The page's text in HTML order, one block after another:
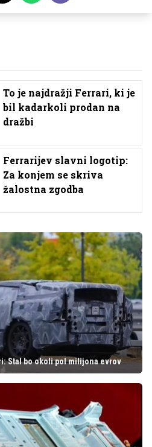
To je najdražji Ferrari, ki je
bil kadarkoli prodan na
dražbi
Ferrarijev slavni logotip:
Za konjem se skriva
žalostna zgodba
Stal bo okoli pol milijona evrov